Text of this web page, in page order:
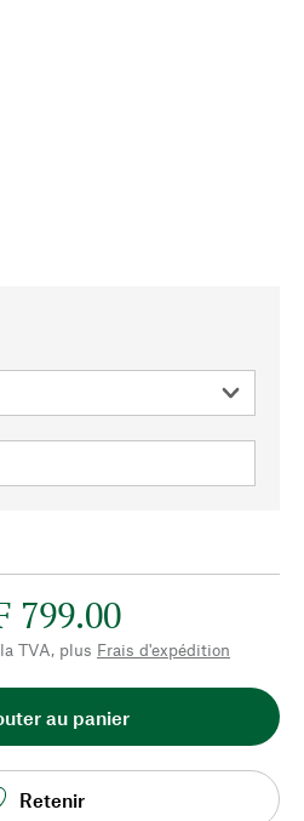
799.00
TVA, plus Frais d'expédition
au panier
Retenir